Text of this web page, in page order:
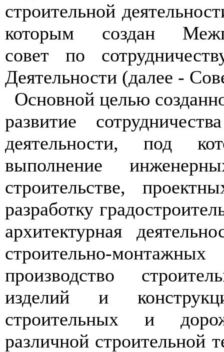
строительной
которым создан
совет по
Деятельности (далее -
Основной целью
развитие
деятельности, под
выполнение
строительстве,
разработку
архитектурная
строительно-
производство
изделий и
строительных и
различной строительной